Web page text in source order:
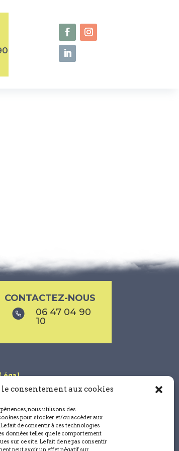
le consentement aux cookies
nous utilisons des
pour stocker et/ou accéder aux
fait de consentir à ces technologies
données telles que le comportement
sur ce site. Le fait de ne pas consentir
peut avoir un effet négatif sur
CONTACTEZ-NOUS
06 47 04 90
10
légales
générales de vente
de cookies (UE)